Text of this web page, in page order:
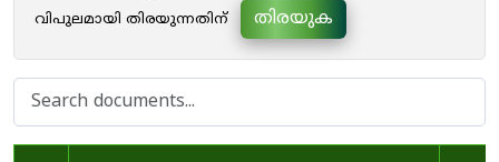
വിപുലമായി തിരയുന്നതിന്
തിരയുക